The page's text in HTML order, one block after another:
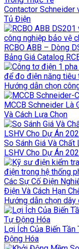
Contactor Schneider
Tủ Điện
RCBO ABB – Dòng
Bảng Giá Catalog
Hướng dẫn chọn
MCCB Schneider Là
Và Cách Lựa Chọn
So Sánh Giá Và
LSHV Cho Dự Án
Các Sự Cố Điện
Điện Và Cách Hạn
Hướng dẫn chọn
Lợi Ích Của Biến
Động Hóa